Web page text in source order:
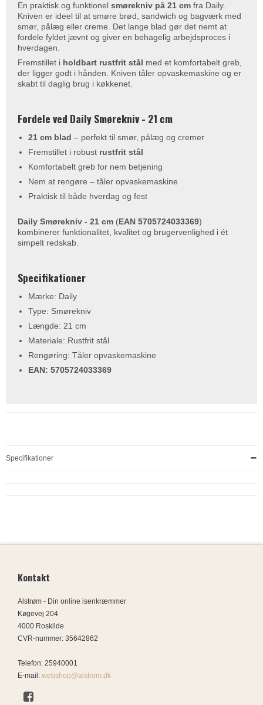
En praktisk og funktionel smørekniv på 21 cm fra Daily.
Kniven er ideel til at smøre brød, sandwich og bagværk med
smør, pålæg eller creme. Det lange blad gør det nemt at
fordele fyldet jævnt og giver en behagelig arbejdsproces i
hverdagen.
Fremstillet i holdbart rustfrit stål med et komfortabelt greb,
der ligger godt i hånden. Kniven tåler opvaskemaskine og er
skabt til daglig brug i køkkenet.
Fordele ved Daily Smørekniv - 21 cm
21 cm blad – perfekt til smør, pålæg og cremer
Fremstillet i robust rustfrit stål
Komfortabelt greb for nem betjening
Nem at rengøre – tåler opvaskemaskine
Praktisk til både hverdag og fest
Daily Smørekniv - 21 cm (EAN 5705724033369)
kombinerer funktionalitet, kvalitet og brugervenlighed i ét
simpelt redskab.
Specifikationer
Mærke: Daily
Type: Smørekniv
Længde: 21 cm
Materiale: Rustfrit stål
Rengøring: Tåler opvaskemaskine
EAN: 5705724033369
Specifikationer
Kontakt
Alstrøm - Din online isenkræmmer
Køgevej 204
4000 Roskilde
CVR-nummer: 35642862
Telefon: 25940001
E-mail : webshop@alstrom.dk